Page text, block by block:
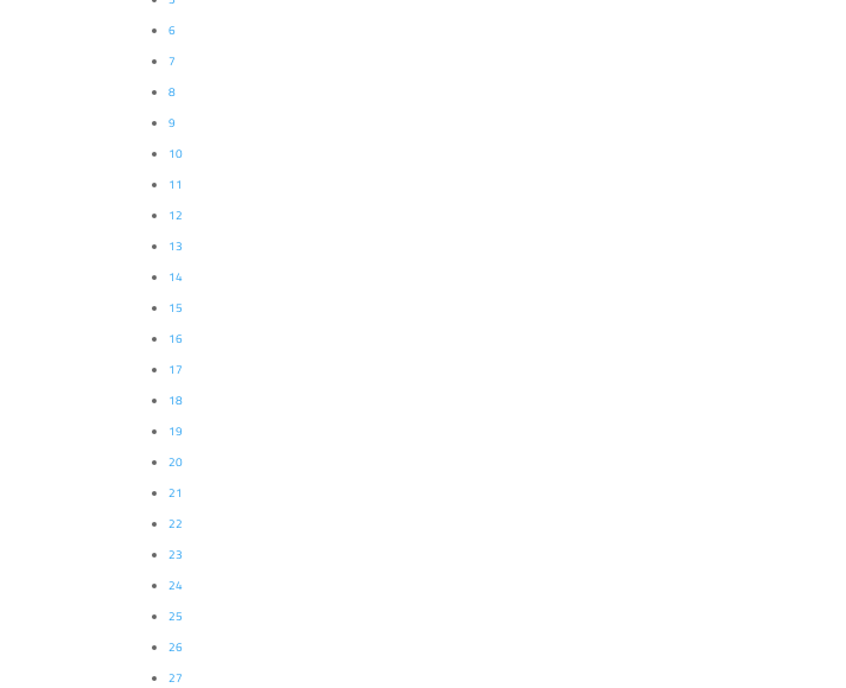
6
7
8
9
10
11
12
13
14
15
16
17
18
19
20
21
22
23
24
25
26
27